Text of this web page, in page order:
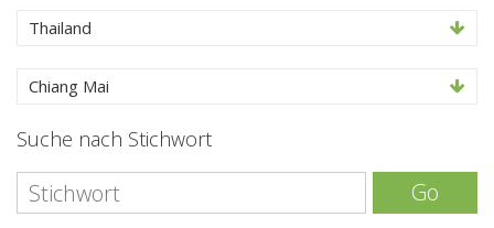
Thailand
Chiang Mai
Suche nach Stichwort
Go